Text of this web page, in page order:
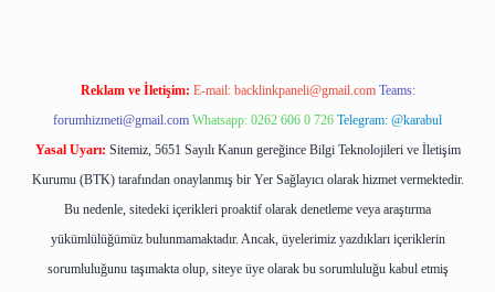
Reklam ve İletişim: E-mail: backlinkpaneli@gmail.com Teams:
forumhizmeti@gmail.com Whatsapp: 0262 606 0 726 Telegram: @karabul
Yasal Uyarı: Sitemiz, 5651 Sayılı Kanun gereğince Bilgi Teknolojileri ve İletişim
Kurumu (BTK) tarafından onaylanmış bir Yer Sağlayıcı olarak hizmet vermektedir.
Bu nedenle, sitedeki içerikleri proaktif olarak denetleme veya araştırma
yükümlülüğümüz bulunmamaktadır. Ancak, üyelerimiz yazdıkları içeriklerin
sorumluluğunu taşımakta olup, siteye üye olarak bu sorumluluğu kabul etmiş